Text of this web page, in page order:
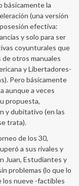
básicamente la
(una versión
efectiva:
y solo para ser
coyunturales que
otros manuales
y Libertadores-
Pero básicamente
aunque a veces
propuesta,
y dubitativo (en las
trata).
de los 30,
a sus rivales y
Juan, Estudiantes y
problemas (lo que lo
los nueve -factibles